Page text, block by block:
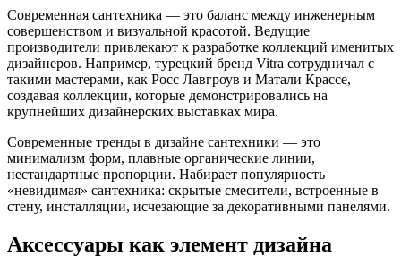
Современная сантехника — это баланс между инженерным
совершенством и визуальной красотой. Ведущие
производители привлекают к разработке коллекций именитых
дизайнеров. Например, турецкий бренд Vitra сотрудничал с
такими мастерами, как Росс Лавгроув и Матали Крассе,
создавая коллекции, которые демонстрировались на
крупнейших дизайнерских выставках мира.
Современные тренды в дизайне сантехники — это
минимализм форм, плавные органические линии,
нестандартные пропорции. Набирает популярность
«невидимая» сантехника: скрытые смесители, встроенные в
стену, инсталляции, исчезающие за декоративными панелями.
Аксессуары как элемент дизайна